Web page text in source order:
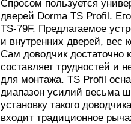
Спросом пользуется
дверей Dorma TS Profil.
TS-79F. Предлагаемое
и внутренних дверей, вес
Сам доводчик достаточно
составляет трудностей и
для монтажа. TS Profil
диапазон усилий весьма
установку такого
входит традиционное